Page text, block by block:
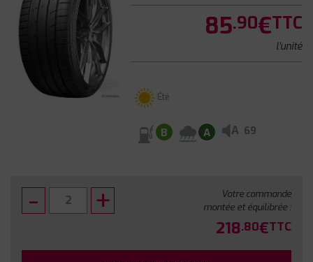
85.90€TTC
l'unité
Été
B A A 69
Votre commande
montée et équilibrée :
218.80€TTC